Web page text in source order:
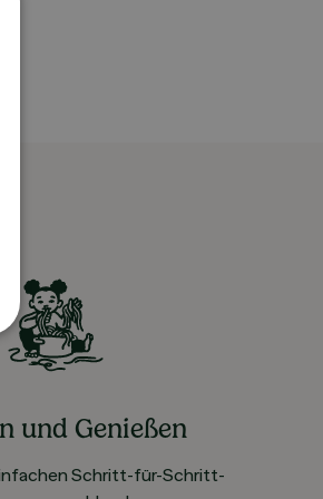
und Genießen
Schritt-für-Schritt-